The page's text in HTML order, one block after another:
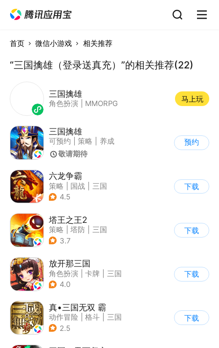
首页 微信小游戏 相关推荐
“三国擒雄（登录送真充）”的相关推荐(22)
三国擒雄
角色扮演 MMORPG
马上玩
三国擒雄
可预约 策略
养成
| 三国
敬请期待
预约
六龙争霸
策略 国战
三国
| 千人同屏
4.5
下载
塔王之王2
策略 塔防
三国
| 中国风
3.7
下载
放开那三国
角色扮演 卡牌
三国
| Q版
4.0
下载
真•三国无双 霸
动作冒险 格斗
三国
| 横版过关
2.5
下载